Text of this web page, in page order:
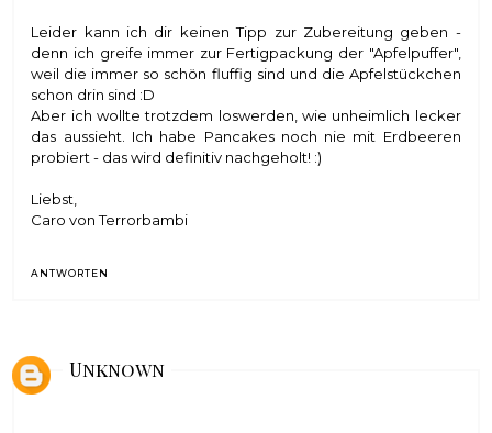
Leider kann ich dir keinen Tipp zur Zubereitung geben -
denn ich greife immer zur Fertigpackung der "Apfelpuffer",
weil die immer so schön fluffig sind und die Apfelstückchen
schon drin sind :D
Aber ich wollte trotzdem loswerden, wie unheimlich lecker
das aussieht. Ich habe Pancakes noch nie mit Erdbeeren
probiert - das wird definitiv nachgeholt! :)
Liebst,
Caro vonTerrorbambi
ANTWORTEN
Unknown